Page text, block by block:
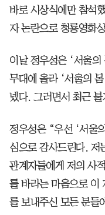
바로 시상식에만 참석
자 논란으로 청룡영화
이날 정우성은 ‘서울의
무대에 올라 ‘서울의
넸다. 그러면서 최근
정우성은 “우선 ‘서울
심으로 감사드린다. 저
관계자들에게 저의 사
를 바라는 마음으로 이
를 보내주신 모든 분들